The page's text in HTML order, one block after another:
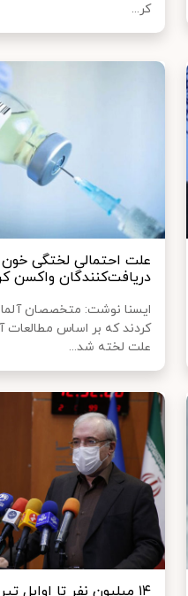
کر...
علت احتمالی لختگی خون
دریافت‌کنندگان واکسن
ایسنا نوشت: متخصصان
کردند که بر اساس مطالعات
علت لخته شد...
۱۴ میلیون نفر تا اوایل